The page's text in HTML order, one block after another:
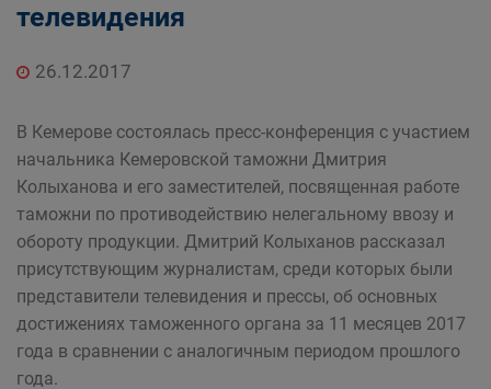
телевидения
26.12.2017
В Кемерове состоялась пресс-конференция с участием
начальника Кемеровской таможни Дмитрия
Колыханова и его заместителей, посвященная работе
таможни по противодействию нелегальному ввозу и
обороту продукции. Дмитрий Колыханов рассказал
присутствующим журналистам, среди которых были
представители телевидения и прессы, об основных
достижениях таможенного органа за 11 месяцев 2017
года в сравнении с аналогичным периодом прошлого
года.